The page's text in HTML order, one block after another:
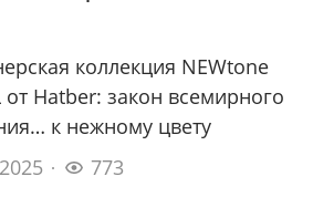
коллекция NEWtone
от Hatber: закон всемирного
к нежному цвету
773